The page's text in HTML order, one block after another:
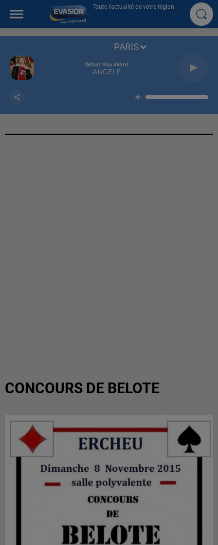
Toute l'actualité de votre région
What You Want
ANGELE
PARIS
CONCOURS DE BELOTE